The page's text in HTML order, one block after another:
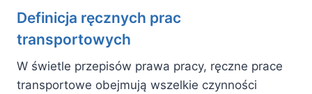
Definicja ręcznych prac
transportowych
W świetle przepisów prawa pracy, ręczne prace
transportowe obejmują wszelkie czynności